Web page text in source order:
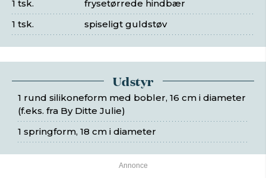
frysetørrede hindbær
1 tsk.
spiseligt guldstøv
1 tsk.
Udstyr
1 rund silikoneform med bobler, 16 cm i diameter
(f.eks. fra By Ditte Julie)
1 springform, 18 cm i diameter